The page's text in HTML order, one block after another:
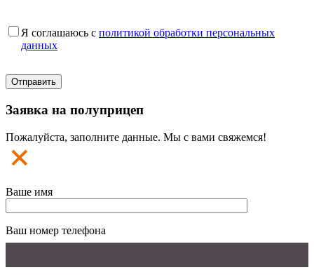
Я соглашаюсь с политикой обработки персональных
данных
Заявка на полуприцеп
Пожалуйста, заполните данные. Мы с вами свяжемся!
Ваше имя
Ваш номер телефона